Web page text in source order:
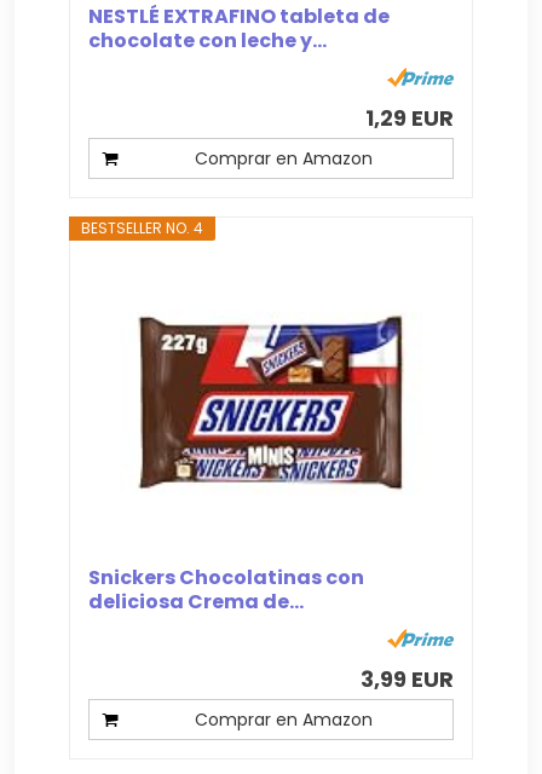
NESTLÉ EXTRAFINO tableta de
chocolate con leche y...
1,29 EUR
Comprar en Amazon
BESTSELLER NO. 4
Snickers Chocolatinas con
deliciosa Crema de...
3,99 EUR
Comprar en Amazon